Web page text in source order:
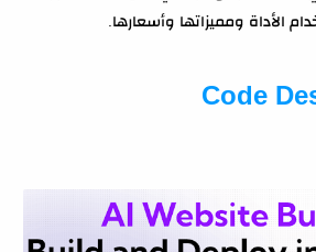
الأداة ومميزاتها وأسعارها.